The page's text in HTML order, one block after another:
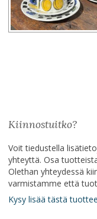
Kiinnostuitko?
Voit tiedustella
yhteyttä. Osa
Olethan yhteydessä
varmistamme että
Kysy lisää tästä